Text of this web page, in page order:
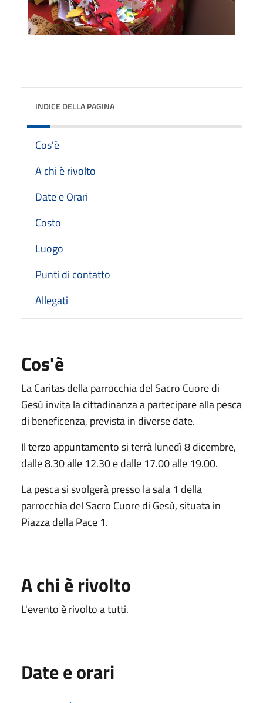
INDICE DELLA PAGINA
Cos'è
A chi è rivolto
Date e Orari
Costo
Luogo
Punti di contatto
Allegati
Cos'è
La Caritas della parrocchia del Sacro Cuore di
Gesù invita la cittadinanza a partecipare alla pesca
di beneficenza, prevista in diverse date.
Il terzo appuntamento si terrà lunedì 8 dicembre,
dalle 8.30 alle 12.30 e dalle 17.00 alle 19.00.
La pesca si svolgerà presso la sala 1 della
parrocchia del Sacro Cuore di Gesù, situata in
Piazza della Pace 1.
A chi è rivolto
L'evento è rivolto a tutti.
Date e orari